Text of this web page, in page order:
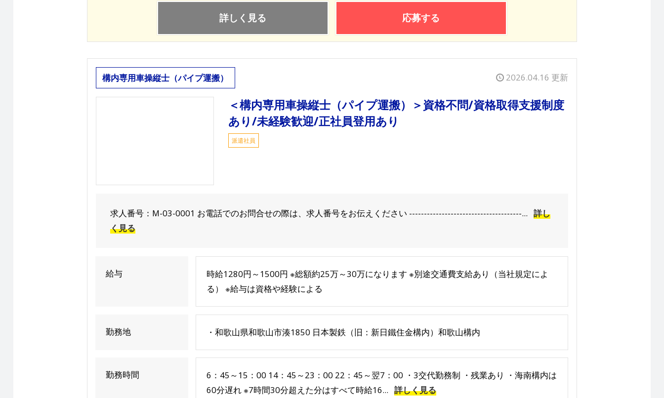
詳しく見る 応募する
構内専用車操縦士（パイプ運搬） 2026.04.16 更新
＜構内専用車操縦士（パイプ運搬）＞資格不問/資格取得支援制度
あり/未経験歓迎/正社員登用あり
派遣社員
求人番号：M-03-0001 お電話でのお問合せの際は、求人番号をお伝えください --------------------------------------... 詳し
く見る
給与
時給1280円～1500円 ※総額約25万～30万になります ※別途交通費支給あり（当社規定によ
る） ※給与は資格や経験による
勤務地 ・和歌山県和歌山市湊1850 日本製鉄（旧：新日鐵住金構内）和歌山構内
勤務時間
6：45～15：00 14：45～23：00 22：45～翌7：00 ・3交代勤務制 ・残業あり ・海南構内は
60分遅れ ※7時間30分超えた分はすべて時給16... 詳しく見る